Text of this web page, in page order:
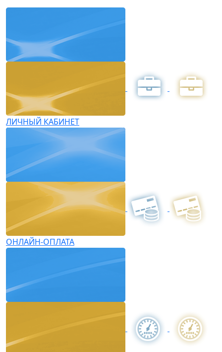
ЛИЧНЫЙ КАБИНЕТ
ОНЛАЙН-ОПЛАТА